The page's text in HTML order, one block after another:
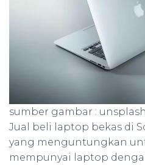
sumber gambar :
Jual beli laptop bekas di
yang menguntungkan
mempunyai laptop